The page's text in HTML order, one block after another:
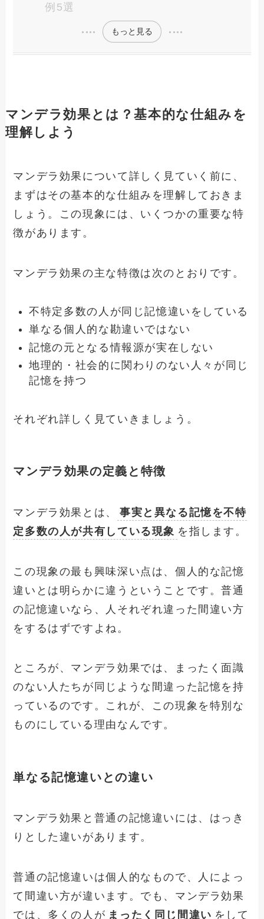
例5選
もっと見る
マンデラ効果とは？基本的な仕組みを
理解しよう
マンデラ効果について詳しく見ていく前に、
まずはその基本的な仕組みを理解しておきま
しょう。この現象には、いくつかの重要な特
徴があります。
マンデラ効果の主な特徴は次のとおりです。
不特定多数の人が同じ記憶違いをしている
単なる個人的な勘違いではない
記憶の元となる情報源が実在しない
地理的・社会的に関わりのない人々が同じ
記憶を持つ
それぞれ詳しく見ていきましょう。
マンデラ効果の定義と特徴
マンデラ効果とは、
事実と異なる記憶を不特
定多数の人が共有している現象 を指します。
この現象の最も興味深い点は、個人的な記憶
違いとは明らかに違うということです。普通
の記憶違いなら、人それぞれ違った間違い方
をするはずですよね。
ところが、マンデラ効果では、まったく面識
のない人たちが同じような間違った記憶を持
っているのです。これが、この現象を特別な
ものにしている理由なんです。
単なる記憶違いとの違い
マンデラ効果と普通の記憶違いには、はっき
りとした違いがあります。
普通の記憶違いは個人的なもので、人によっ
て間違い方が違います。でも、マンデラ効果
では、多くの人が まったく同じ間違い をして